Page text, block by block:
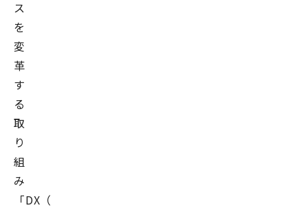
ス
を
変
革
す
る
取
り
組
み
「DX（デ